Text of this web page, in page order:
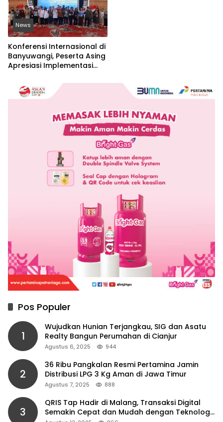
News
Konferensi Internasional di
Banyuwangi, Peserta Asing
Apresiasi Implementasi
Pos Populer
1
Wujudkan Hunian Terjangkau, SIG dan Asatu
Realty Bangun Perumahan di Cianjur
Agustus 6, 2025 944
2
36 Ribu Pangkalan Resmi Pertamina Jamin
Distribusi LPG 3 Kg Aman di Jawa Timur
Agustus 7, 2025 888
3
QRIS Tap Hadir di Malang, Transaksi Digital
Semakin Cepat dan Mudah dengan Teknologi